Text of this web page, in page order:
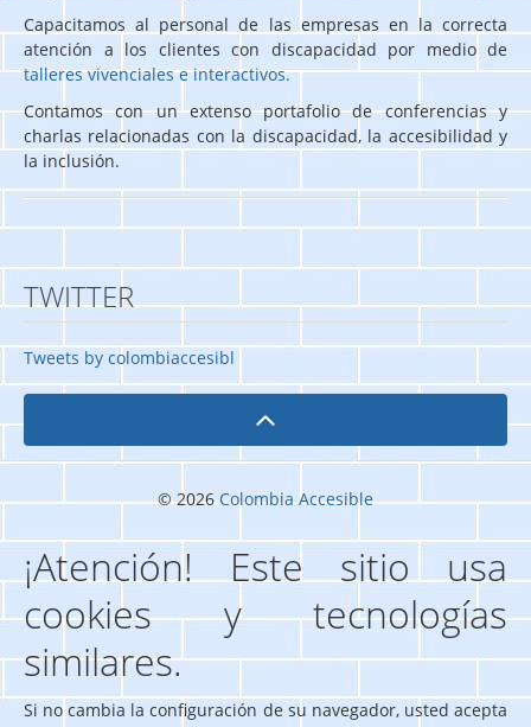
Capacitamos al personal de las empresas en la correcta
atención a los clientes con discapacidad por medio de
talleres vivenciales e interactivos.
Contamos con un extenso portafolio de conferencias y
charlas relacionadas con la discapacidad, la accesibilidad y
la inclusión.
TWITTER
Tweets by colombiaccesibl
© 2026Colombia Accesible
¡Atención! Este sitio usa
cookies y tecnologías
similares.
Si no cambia la configuración de su navegador, usted acepta